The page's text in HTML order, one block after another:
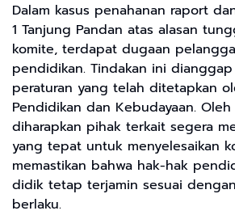
Dalam kasus penahanan raport
1 Tanjung Pandan atas alasan
komite, terdapat dugaan
pendidikan. Tindakan ini
peraturan yang telah ditetapkan
Pendidikan dan Kebudayaan.
diharapkan pihak terkait segera
yang tepat untuk menyelesaikan
memastikan bahwa hak-hak
didik tetap terjamin sesuai
berlaku.